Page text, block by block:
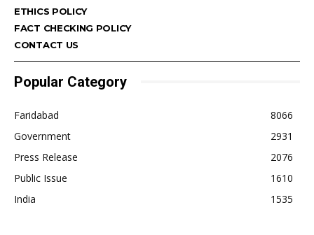
ETHICS POLICY
FACT CHECKING POLICY
CONTACT US
Popular Category
Faridabad
8066
Government
2931
Press Release
2076
Public Issue
1610
India
1535